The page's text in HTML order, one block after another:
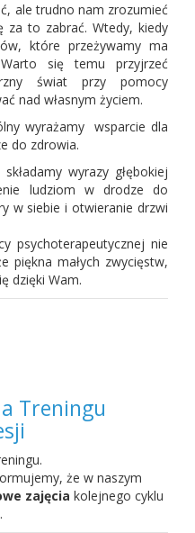
ale trudno nam zrozumieć
za to zabrać. Wtedy, kiedy
które przeżywamy ma
się temu przyjrzeć
świat przy pomocy
nad własnym życiem.
wyrażamy wsparcie dla
do zdrowia.
wyrazy głębokiej
ludziom w drodze do
w siebie i otwieranie drzwi
psychoterapeutycznej nie
piękna małych zwycięstw,
dzięki Wam.
Treningu
że w naszym
zajęcia kolejnego cyklu